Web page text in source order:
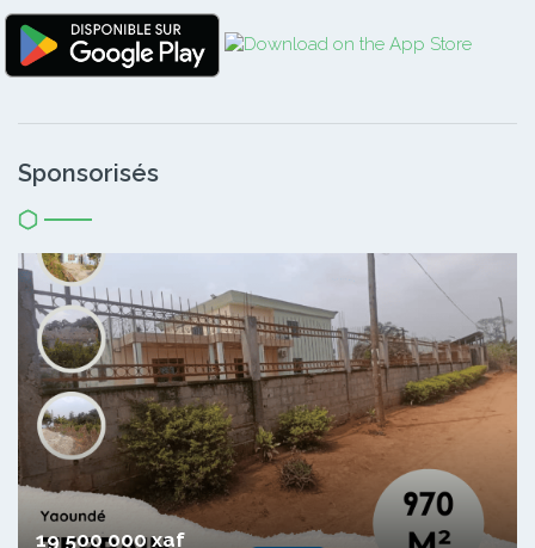
Sponsorisés
19 500 000 xaf